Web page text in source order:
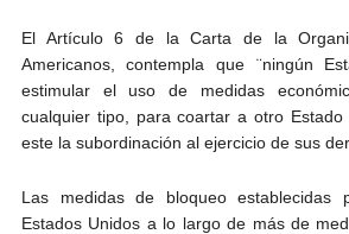
El Artículo 6 de la Carta de la
Americanos, contempla que ¨ningún
estimular el uso de medidas
cualquier tipo, para coartar a otro
este la subordinación al ejercicio de sus
Las medidas de bloqueo establecidas
Estados Unidos a lo largo de más de